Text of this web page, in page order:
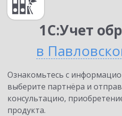
1С:Учет
в
Ознакомьтесь с
выберите партнёра и
консультацию,
продукта.